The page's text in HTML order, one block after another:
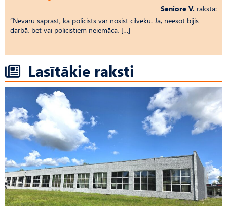
Seniore V. raksta:
“Nevaru saprast, kā policists var nosist cilvēku. Jā, neesot bijis
darbā, bet vai policistiem neiemāca, […]
Lasītākie raksti